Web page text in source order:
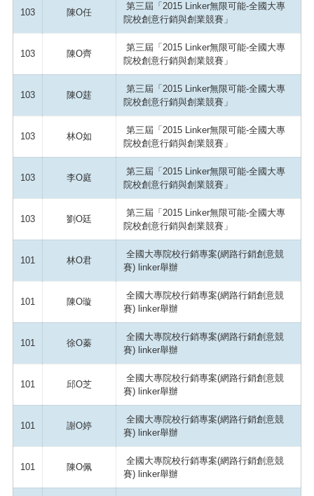
103 陳O任
第三屆「2015 Linker無限可能-全國大專
院校創意行銷與創業競賽」
103 陳O齊
第三屆「2015 Linker無限可能-全國大專
院校創意行銷與創業競賽」
103 陳O莛
第三屆「2015 Linker無限可能-全國大專
院校創意行銷與創業競賽」
103 林O如
第三屆「2015 Linker無限可能-全國大專
院校創意行銷與創業競賽」
103 李O庭
第三屆「2015 Linker無限可能-全國大專
院校創意行銷與創業競賽」
103 劉O廷
第三屆「2015 Linker無限可能-全國大專
院校創意行銷與創業競賽」
101 林O君
全國大專院校行銷專案(網路行銷創意競
賽) linker舉辦
101 陳O璇
全國大專院校行銷專案(網路行銷創意競
賽) linker舉辦
101 徐O蓁
全國大專院校行銷專案(網路行銷創意競
賽) linker舉辦
101 邱O芝
全國大專院校行銷專案(網路行銷創意競
賽) linker舉辦
101 謝O婷
全國大專院校行銷專案(網路行銷創意競
賽) linker舉辦
101 陳O佩
全國大專院校行銷專案(網路行銷創意競
賽) linker舉辦